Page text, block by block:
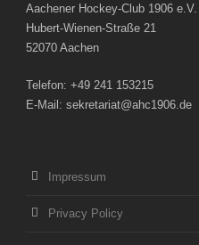
Aachener Hockey-Club 1906 e.V.
Hubert-Wienen-Straße 21
52070 Aachen
Telefon: +49 241 153215
E-Mail: sekretariat@ahc1906.de
Impressum
Privacy Policy